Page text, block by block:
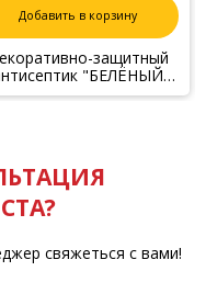
Добавить в корзину
защитный
"БЕЛЁНЫЙ
ДУБ" Ярославский
свяжеться с вами!